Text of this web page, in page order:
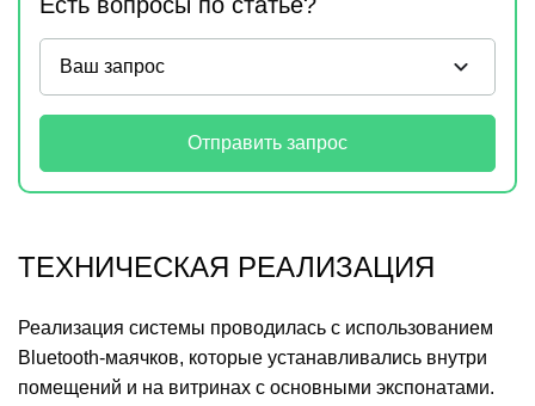
Отправить запрос
ТЕХНИЧЕСКАЯ РЕАЛИЗАЦИЯ
Реализация системы проводилась с использованием
Bluetooth-маячков, которые устанавливались внутри
помещений и на витринах с основными экспонатами.